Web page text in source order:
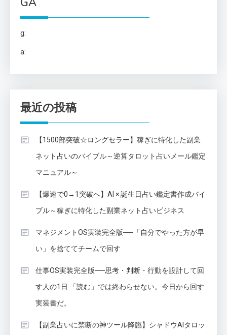
g:
a:
最近の投稿
【1500部突破☆ロングセラー】稼ぎに特化した副業
ネット占いのバイブル～逆算タロット占いメール鑑定
マニュアル～
【爆速で0→1突破へ】AI × 誕生日占い鑑定書作成バイ
ブル～稼ぎに特化した副業ネット占いビジネス
マネジメントOS実装完全版──「自分でやった方が早
い」を捨ててチームで回す
仕事OS実装完全版──思考・判断・行動を設計して回
す人の1日 「読む」では終わらせない。今日から回す
実装書だ。
【副業占いに禁断の神ツール降臨】シャドウAIタロッ